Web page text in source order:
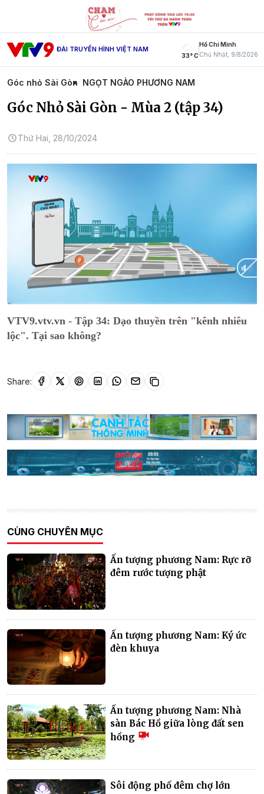
ĐÀI TRUYỀN HÌNH VIỆT NAM
33° C
Hồ Chí Minh
Chủ Nhật, 9/8/2026
Góc nhỏ Sài Gòn NGỌT NGÀO PHƯƠNG NAM
Góc Nhỏ Sài Gòn - Mùa 2 (tập 34)
Thứ Hai, 28/10/2024
Time
VTV9.vtv.vn - Tập 34: Dạo thuyền trên "kênh nhiêu
lộc". Tại sao không?
Share:
CÙNG CHUYÊN MỤC
Ấn tượng phương Nam: Rực rỡ
đêm rước tượng phật
Ấn tượng phương Nam: Ký ức
đèn khuya
Ấn tượng phương Nam: Nhà
sàn Bác Hồ giữa lòng đất sen
hồng
Sôi động phố đêm chợ lớn